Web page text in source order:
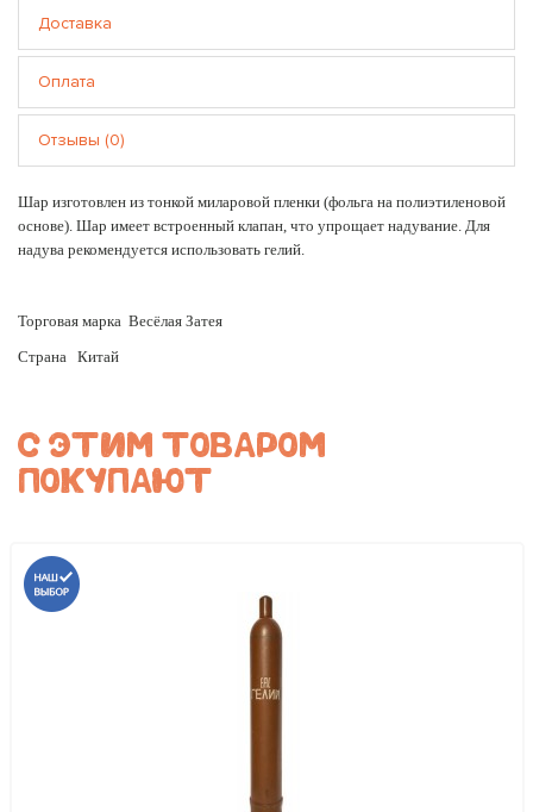
Доставка
Оплата
Отзывы (0)
Шар изготовлен из тонкой миларовой пленки (фольга на полиэтиленовой
основе). Шар имеет встроенный клапан, что упрощает надувание. Для
надува рекомендуется использовать гелий.
Торговая марка Весёлая Затея
Страна Китай
С ЭТИМ ТОВАРОМ
ПОКУПАЮТ